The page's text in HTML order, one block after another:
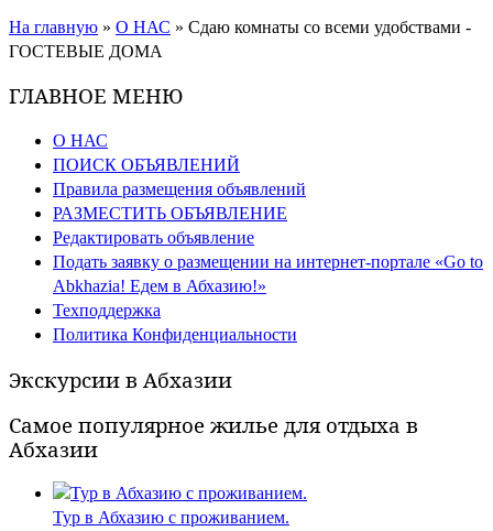
На главную » О НАС » Сдаю комнаты со всеми удобствами -
ГОСТЕВЫЕ ДОМА
ГЛАВНОЕ МЕНЮ
О НАС
ПОИСК ОБЪЯВЛЕНИЙ
Правила размещения объявлений
РАЗМЕСТИТЬ ОБЪЯВЛЕНИЕ
Редактировать объявление
Подать заявку о размещении на интернет-портале «Go to
Abkhazia! Едем в Абхазию!»
Техподдержка
Политика Конфиденциальности
Экскурсии в Абхазии
Самое популярное жилье для отдыха в
Абхазии
Тур в Абхазию с проживанием.